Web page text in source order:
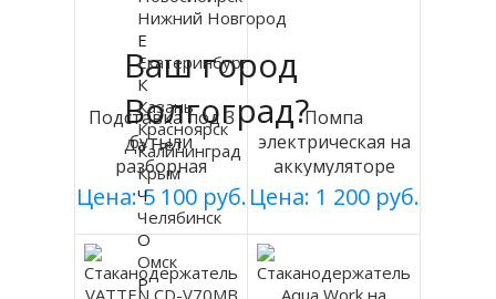
Подставка под 3
бутыли
разборная
(БЕЛАЯ), Россия
Цена: 5 100 руб.
Помпа
электрическая на
аккумуляторе
DP-MW500
Цена: 1 200 руб.
Ваш город
Волгоград?
Да Нет
Нижний Новгород
Е
Екатеринбург
К
Казань
Красноярск
Калининград
Крым
Ч
Челябинск
О
Омск
Р